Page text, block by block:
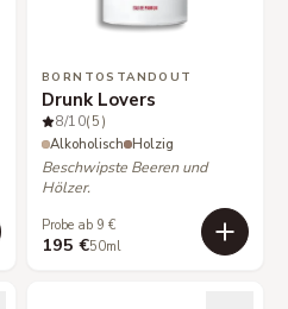
BORNTOSTANDOUT
Drunk Lovers
8/10(5)
Alkoholisch Holzig
Beschwipste Beeren und
Hölzer.
Probe ab 9 €
195 €50ml